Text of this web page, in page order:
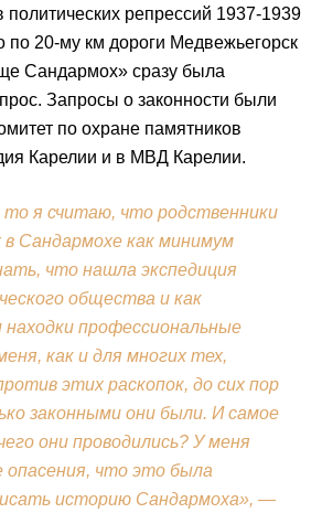
политических репрессий 1937-1939
по 20-му км дороги Медвежьегорск
Сандармох» сразу была
Запросы о законности были
по охране памятников
Карелии и в МВД Карелии.
то я считаю, что родственники
Сандармохе как минимум
что нашла экспедиция
общества и как
профессиональные
как и для многих тех,
этих раскопок, до сих пор
законными они были. И самое
они проводились? У меня
опасения, что это была
историю Сандармоха», —